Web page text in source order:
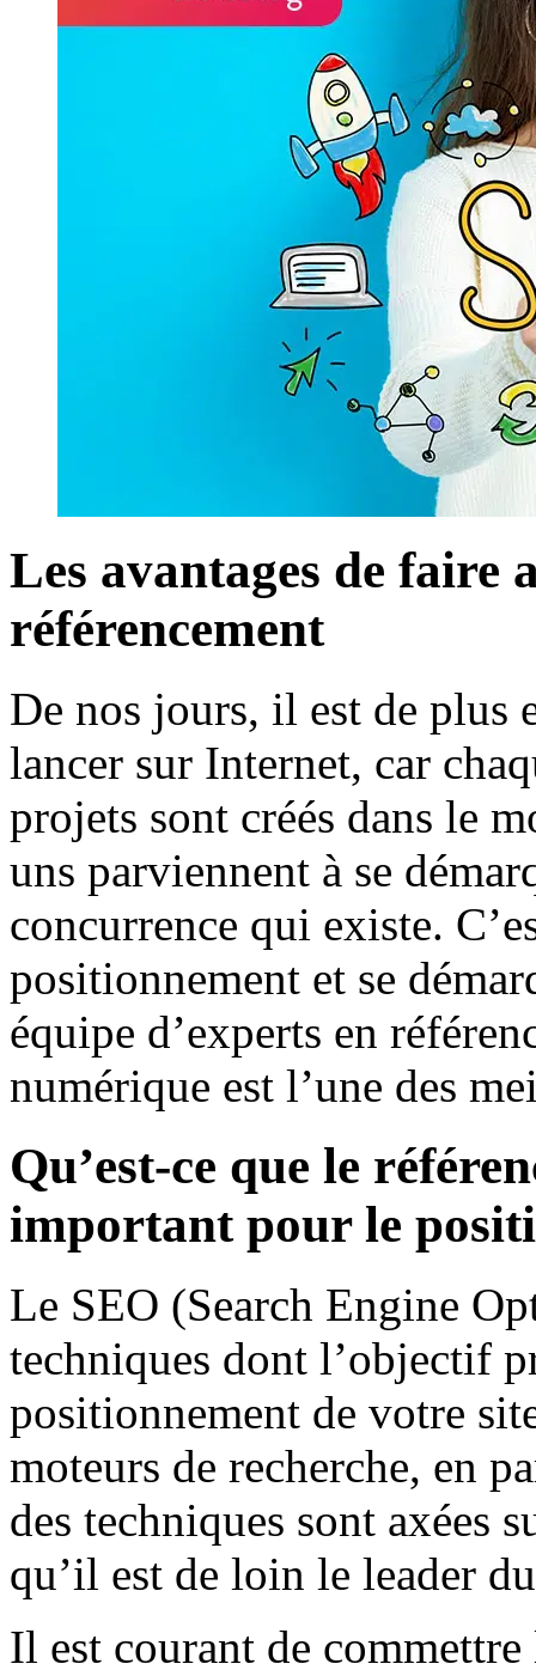
Les avantages de faire
référencement
De nos jours, il est de plus
lancer sur Internet, car
projets sont créés dans le
uns parviennent à se
concurrence qui existe.
positionnement et se
équipe d’experts en
numérique est l’une des
Qu’est-ce que le
important pour le
Le SEO (Search Engine
techniques dont l’objectif
positionnement de votre
moteurs de recherche, en
des techniques sont axées
qu’il est de loin le leader
Il est courant de